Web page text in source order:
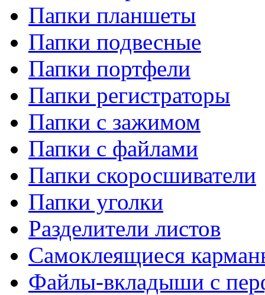
Папки планшеты
Папки подвесные
Папки портфели
Папки регистраторы
Папки с зажимом
Папки с файлами
Папки скоросшиватели
Папки уголки
Разделители листов
Самоклеящиеся
Файлы-вкладыши с